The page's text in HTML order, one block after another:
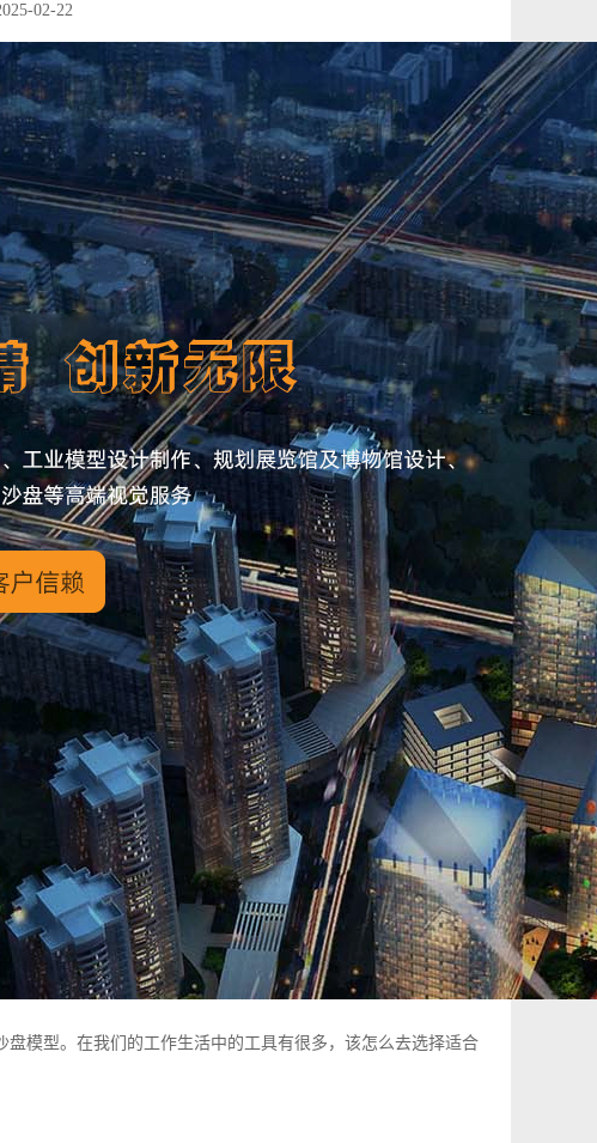
02-22
模型。在我们的工作生活中的工具有很多，该怎么去选择适合